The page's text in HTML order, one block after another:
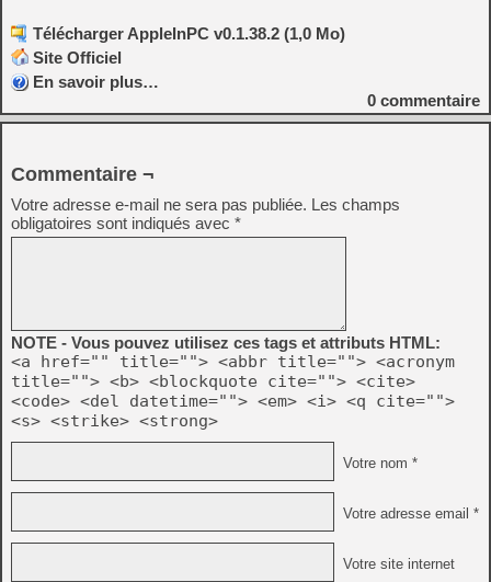
Télécharger AppleInPC v0.1.38.2 (1,0 Mo)
Site Officiel
En savoir plus…
0 commentaire
Commentaire ¬
Votre adresse e-mail ne sera pas publiée. Les champs
obligatoires sont indiqués avec *
NOTE - Vous pouvez utilisez ces tags et attributs HTML:
<a href="" title=""> <abbr title=""> <acronym
title=""> <b> <blockquote cite=""> <cite>
<code> <del datetime=""> <em> <i> <q cite="">
<s> <strike> <strong>
Votre nom *
Votre adresse email *
Votre site internet